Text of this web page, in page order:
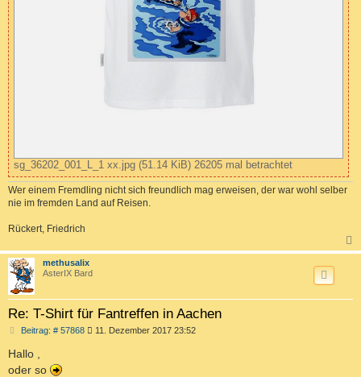
sg_36202_001_L_1 xx.jpg (51.14 KiB) 26205 mal betrachtet
Wer einem Fremdling nicht sich freundlich mag erweisen, der war wohl selber
nie im fremden Land auf Reisen.
Rückert, Friedrich
a
methusalix
AsterIX Bard
Re: T-Shirt für Fantreffen in Aachen
Beitrag: # 57868B
11. Dezember 2017 23:52
Hallo ,
oder so